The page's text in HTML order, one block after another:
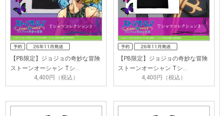
【PB限定】ジョジョの奇妙な冒険
ストーンオーシャン Tシ…
4,400円（税込）
【PB限定】ジョジョの奇妙な冒険
ストーンオーシャン Tシ…
4,400円（税込）